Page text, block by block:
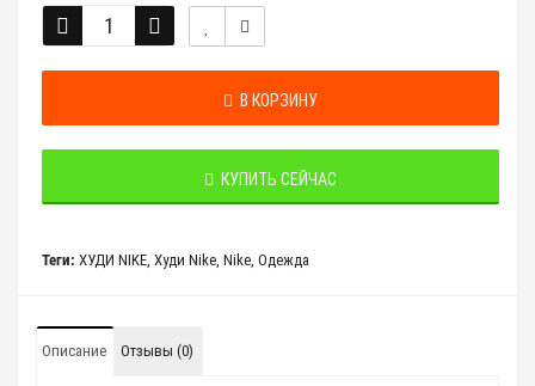
В КОРЗИНУ
КУПИТЬ СЕЙЧАС
Теги: ХУДИ NIKE, Худи Nike, Nike, Одежда
Описание Отзывы (0)